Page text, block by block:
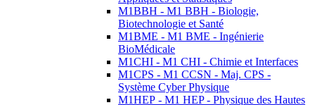
M1BBH - M1 BBH - Biologie,
Biotechnologie et Santé
M1BME - M1 BME - Ingénierie
BioMédicale
M1CHI - M1 CHI - Chimie et Interfaces
M1CPS - M1 CCSN - Maj. CPS -
Système Cyber Physique
M1HEP - M1 HEP - Physique des Hautes